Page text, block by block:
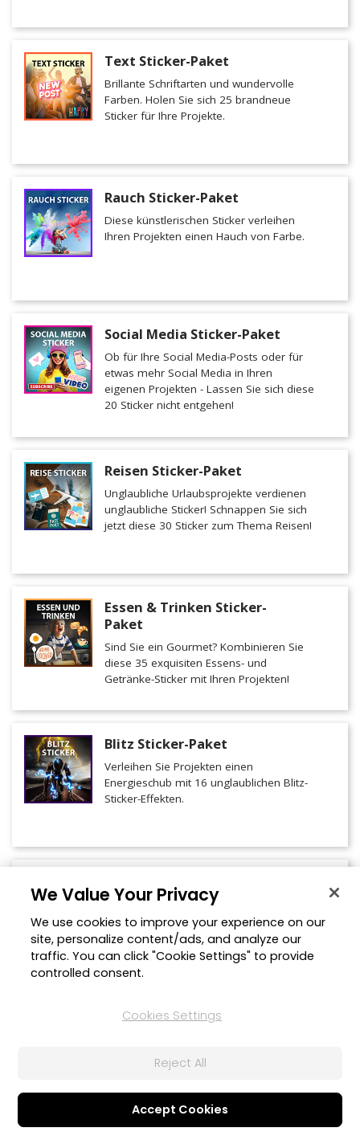
Text Sticker-Paket
Brillante Schriftarten und wundervolle
Farben. Holen Sie sich 25 brandneue
Sticker für Ihre Projekte.
Rauch Sticker-Paket
Diese künstlerischen Sticker verleihen
Ihren Projekten einen Hauch von Farbe.
Social Media Sticker-Paket
Ob für Ihre Social Media-Posts oder für
etwas mehr Social Media in Ihren
eigenen Projekten - Lassen Sie sich diese
20 Sticker nicht entgehen!
Reisen Sticker-Paket
Unglaubliche Urlaubsprojekte verdienen
unglaubliche Sticker! Schnappen Sie sich
jetzt diese 30 Sticker zum Thema Reisen!
Essen & Trinken Sticker-
Paket
Sind Sie ein Gourmet? Kombinieren Sie
diese 35 exquisiten Essens- und
Getränke-Sticker mit Ihren Projekten!
Blitz Sticker-Paket
Verleihen Sie Projekten einen
Energieschub mit 16 unglaublichen Blitz-
Sticker-Effekten.
Es schneit! Holen Sie sich diese 10
brandneuen winterlichen Übergänge für
Ihre Videoprojekte.
Tutorial Sticker-Paket
informative Projekte mit 25 Tutorial-
We Value Your Privacy
We use cookies to improve your experience on our
site, personalize content/ads, and analyze our
traffic. You can click "Cookie Settings" to provide
controlled consent.
Cookies Settings
Reject All
Accept Cookies